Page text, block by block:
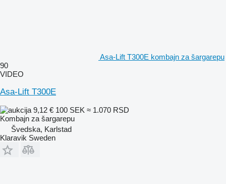
Asa-Lift T300E kombajn za šargarepu
90
VIDEO
Asa-Lift T300E
9,12 € 100 SEK ≈ 1.070 RSD
Kombajn za šargarepu
Švedska, Karlstad
Klaravik Sweden